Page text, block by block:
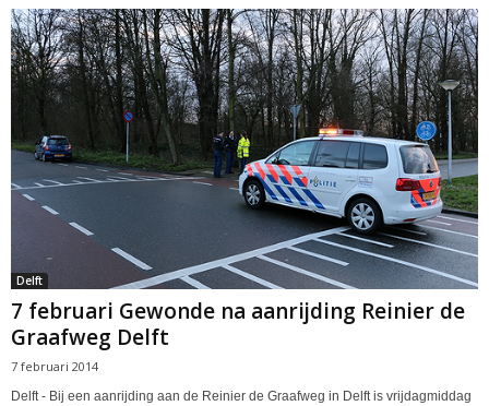
Delft
7 februari Gewonde na aanrijding Reinier de
Graafweg Delft
7 februari 2014
Delft - Bij een aanrijding aan de Reinier de Graafweg in Delft is vrijdagmiddag